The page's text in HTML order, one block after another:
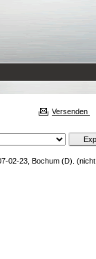
Versenden
02-23, Bochum (D). (nicht